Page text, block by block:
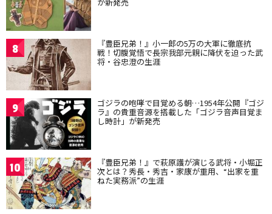
8 『豊臣兄弟！』小一郎の5万の大軍に徹底抗
戦！切腹覚悟で長宗我部元親に降伏を迫った武
将・谷忠澄の生涯
9 ゴジラの咆哮で目覚める朝…1954年公開『ゴジ
ラ』の貴重音源を搭載した「ゴジラ音声目覚ま
し時計」が新発売
10 『豊臣兄弟！』で萩原護が演じる武将・小堀正
次とは？秀長・秀吉・家康が重用、“出家を重
ねた実務派”の生涯